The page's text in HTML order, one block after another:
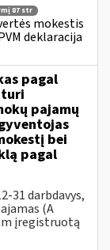
87 str
mokestis
deklaracija
pagal
pajamų
bei
pagal
31 darbdavys,
(A
įregistruotą